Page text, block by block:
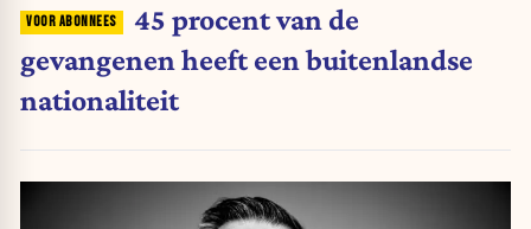
45 procent van de
gevangenen heeft een buitenlandse
nationaliteit